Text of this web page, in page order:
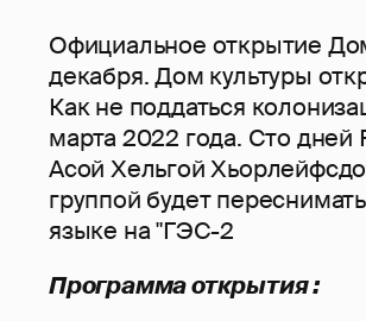
Официальное открытие
декабря. Дом культуры
Как не поддаться
марта 2022 года. Сто дней
Асой Хельгой
группой будет
языке на "ГЭС-2
Программа открытия :